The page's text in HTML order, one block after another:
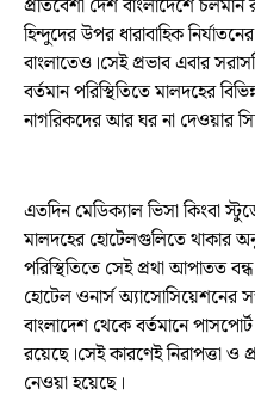
প্রতিবেশী দেশ বাংলাদেশে
হিন্দুদের উপর ধারাবাহিক
বাংলাতেও।সেই প্রভাব এবার
বর্তমান পরিস্থিতিতে মালদহের
নাগরিকদের আর ঘর না দেওয়ার
এতদিন মেডিক্যাল ভিসা কিংবা
মালদহের হোটেলগুলিতে থাকার
পরিস্থিতিতে সেই প্রথা আপাতত
হোটেল ওনার্স অ্যাসোসিয়েশনের
বাংলাদেশ থেকে বর্তমানে
রয়েছে।সেই কারণেই নিরাপত্তা ও
নেওয়া হয়েছে।